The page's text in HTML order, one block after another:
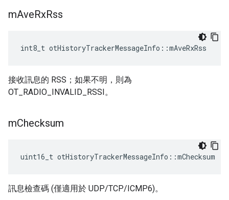
mAveRxRss
int8_t otHistoryTrackerMessageInfo ::mAveRxRss
接收訊息的 RSS；如果不明，則為
OT_RADIO_INVALID_RSSI。
mChecksum
uint16_t otHistoryTrackerMessageInfo ::mChecksum
訊息檢查碼 (僅適用於 UDP/TCP/ICMP6)。